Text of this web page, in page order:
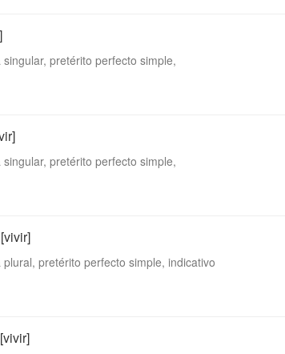
pretérito perfecto simple,
pretérito perfecto simple,
plural, pretérito perfecto simple, indicativo